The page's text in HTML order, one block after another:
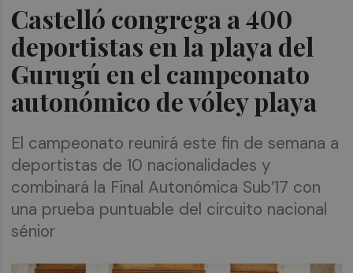
Castelló congrega a 400
deportistas en la playa del
Gurugú en el campeonato
autonómico de vóley playa
El campeonato reunirá este fin de semana a
deportistas de 10 nacionalidades y
combinará la Final Autonómica Sub’17 con
una prueba puntuable del circuito nacional
sénior